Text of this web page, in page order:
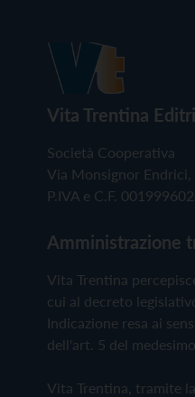
Vita Trentina
Società Cooperativa
Via Monsignor
P.IVA e C.F.
Amministrazione
Vita Trentina
cui al decreto
Indicazione resa ai
dell'art. 5 del
Vita Trentina, tramite